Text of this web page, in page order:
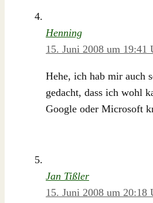
Henning
15. Juni 2008 um 19:41
Hehe, ich hab mir auch
gedacht, dass ich wohl
Google oder Microsoft
Jan Tißler
15. Juni 2008 um 20:18